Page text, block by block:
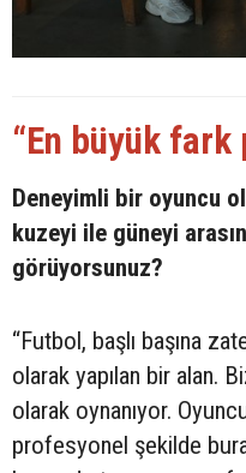
“En büyük
Deneyimli bir oyuncu
kuzeyi ile güneyi
görüyorsunuz?
“Futbol, başlı başına
olarak yapılan bir alan.
olarak oynanıyor.
profesyonel şekilde